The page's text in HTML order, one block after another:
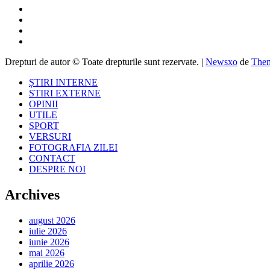
Drepturi de autor © Toate drepturile sunt rezervate. | Newsxo de
ȘTIRI INTERNE
STIRI EXTERNE
OPINII
UTILE
SPORT
VERSURI
FOTOGRAFIA ZILEI
CONTACT
DESPRE NOI
Archives
august 2026
iulie 2026
iunie 2026
mai 2026
aprilie 2026